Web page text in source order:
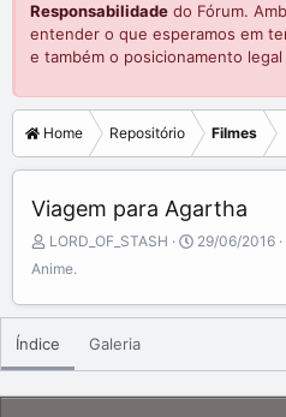
Responsabilidade do Fórum.
entender o que esperamos em
e também o posicionamento
Home Repositório Filmes
Viagem para Agartha
A
d
e
b
y
LORD_OF_STASH
C
a
d
a
29/06/2016
Anime.
Índice Galeria